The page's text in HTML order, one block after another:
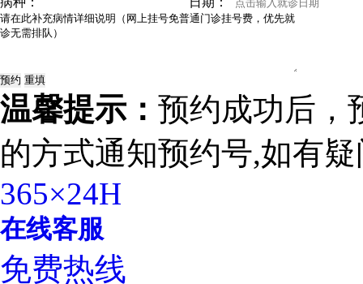
温馨提示： 预约成功后，
的方式通知预约号,如有
365×24H
在线客服
免费热线